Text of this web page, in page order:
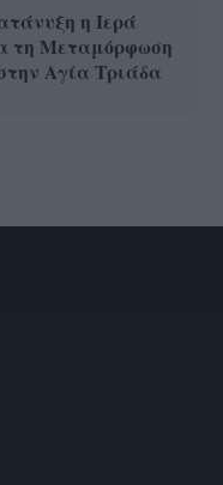
η Ιερά
τη Μεταμόρφωση
Αγία Τριάδα